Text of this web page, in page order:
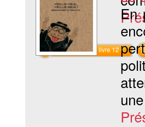
Commander le livre 12 €
En